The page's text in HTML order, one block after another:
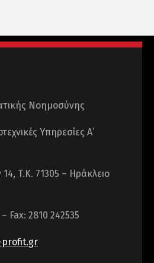
Νοημοσύνης
Υπηρεσίες Α’
14, T.K. 71305 – Ηράκλειο
Fax: 2810 242535
profit.gr